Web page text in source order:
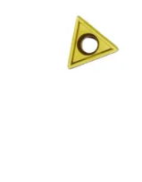
PRIVACY
POLICY